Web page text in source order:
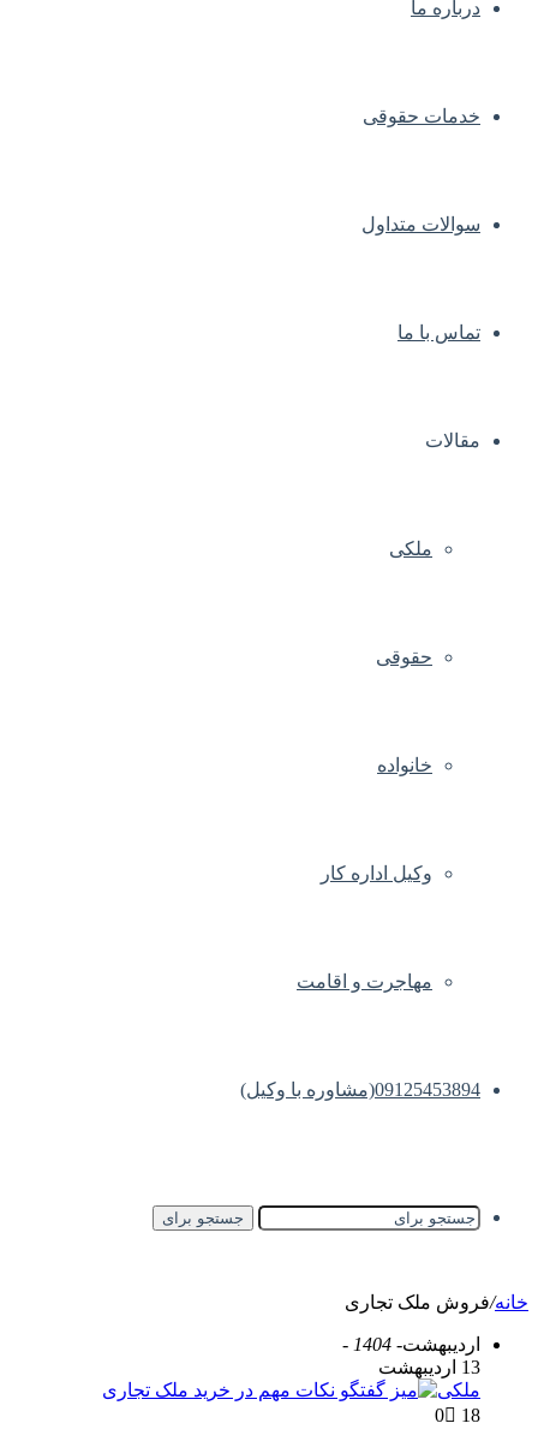
درباره ما
خدمات حقوقی
سوالات متداول
تماس با ما
مقالات
ملکی
حقوقی
خانواده
وکیل اداره کار
مهاجرت و اقامت
09125453894(مشاوره با وکیل)
جستجو برای
خانه/فروش ملک تجاری
اردیبهشت- 1404 -
13 اردیبهشت
ملکی
0
18